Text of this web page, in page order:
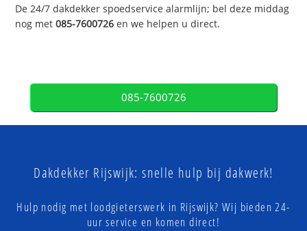
De 24/7 dakdekker spoedservice alarmlijn; bel deze middag
nog met085-7600726 en we helpen u direct.
085-7600726
Dakdekker Rijswijk: snelle hulp bij dakwerk!
Hulp nodig met loodgieterswerk in Rijswijk? Wij bieden 24-
uur service en komen direct!